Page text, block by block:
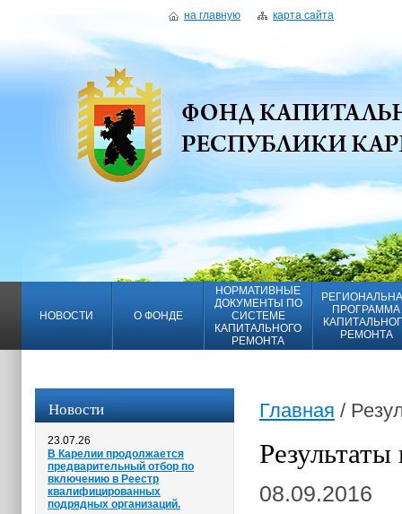
на главную карта сайта
НОВОСТИ О ФОНДЕ
НОРМАТИВНЫЕ
ДОКУМЕНТЫ ПО
СИСТЕМЕ
КАПИТАЛЬНОГО
РЕМОНТА
ПРОГРАММА
РЕМОНТА
Новости
23.07.26
В Карелии продолжается
предварительный отбор по
включению в Реестр
квалифицированных
подрядных организаций.
Главная /
08.09.2016